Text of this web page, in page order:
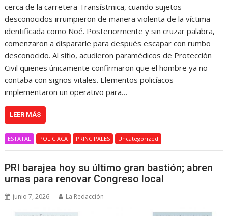
cerca de la carretera Transístmica, cuando sujetos
desconocidos irrumpieron de manera violenta de la víctima
identificada como Noé. Posteriormente y sin cruzar palabra,
comenzaron a dispararle para después escapar con rumbo
desconocido. Al sitio, acudieron paramédicos de Protección
Civil quienes únicamente confirmaron que el hombre ya no
contaba con signos vitales. Elementos policíacos
implementaron un operativo para…
LEER MÁS
ESTATAL POLICIACA PRINCIPALES Uncategorized
PRI barajea hoy su último gran bastión; abren
urnas para renovar Congreso local
junio 7, 2026 La Redacción